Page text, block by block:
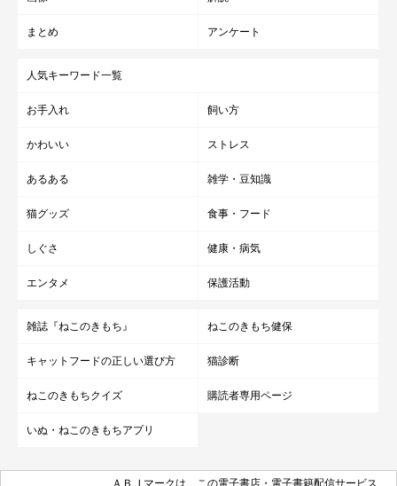
まとめ アンケート
人気キーワード一覧
お手入れ 飼い方
かわいい ストレス
あるある 雑学・豆知識
猫グッズ 食事・フード
しぐさ 健康・病気
エンタメ 保護活動
雑誌『ねこのきもち』 ねこのきもち健保
キャットフードの正しい選び方 猫診断
ねこのきもちクイズ 購読者専用ページ
いぬ・ねこのきもちアプリ
ＡＢＪマークは、この電子書店・電子書籍配信サービス